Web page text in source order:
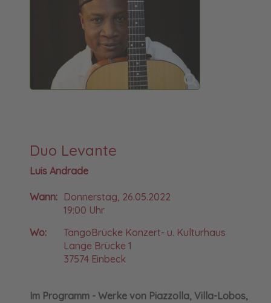
Duo Levante
Luis Andrade
Wann: Donnerstag, 26.05.2022
19:00 Uhr
Wo:
TangoBrücke Konzert- u. Kulturhaus
Lange Brücke 1
37574 Einbeck
Im Programm - Werke von Piazzolla, Villa-Lobos,